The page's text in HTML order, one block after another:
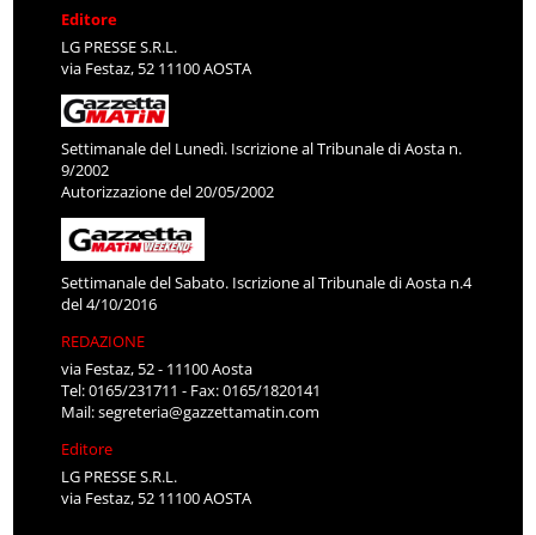
Editore
LG PRESSE S.R.L.
via Festaz, 52 11100 AOSTA
Settimanale del Lunedì. Iscrizione al Tribunale di Aosta n.
9/2002
Autorizzazione del 20/05/2002
Settimanale del Sabato. Iscrizione al Tribunale di Aosta n.4
del 4/10/2016
REDAZIONE
via Festaz, 52 - 11100 Aosta
Tel: 0165/231711 - Fax: 0165/1820141
Mail:segreteria@gazzettamatin.com
Editore
LG PRESSE S.R.L.
via Festaz, 52 11100 AOSTA